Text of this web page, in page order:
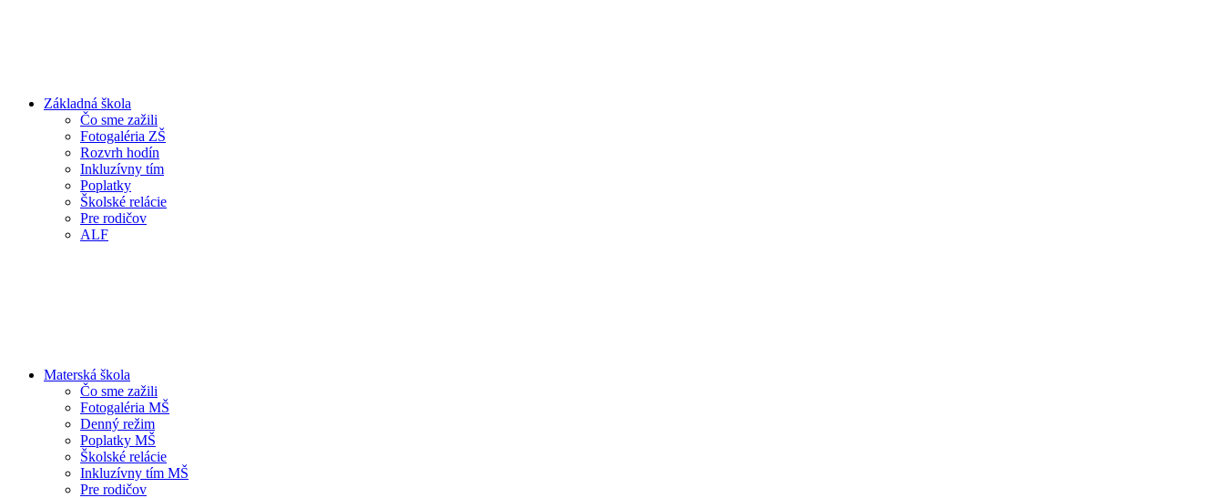
Základná škola
Čo sme zažili
Fotogaléria ZŠ
Rozvrh hodín
Inkluzívny tím
Poplatky
Školské relácie
Pre rodičov
ALF
Materská škola
Čo sme zažili
Fotogaléria MŠ
Denný režim
Poplatky MŠ
Školské relácie
Inkluzívny tím MŠ
Pre rodičov